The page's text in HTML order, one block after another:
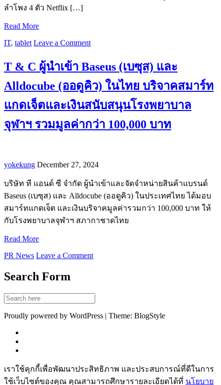
ลำโพง 4 ตัว Netflix […]
Read More
IT, tablet Leave a Comment
T & C ผู้นำเข้า Baseus (เบซุส) และ
Alldocube (ออดูคิว) ในไทย บริจาคสมาร์ท
แกดเจ็ตและเงินสนับสนุนโรงพยาบาล
จุฬาฯ รวมมูลค่ากว่า 100,000 บาท
yokekung December 27, 2024
บริษัท ที แอนด์ ซี จำกัด ผู้นำเข้าและจัดจำหน่ายสินค้าแบรนด์
Baseus (เบซุส) และ Alldocube (ออดูคิว) ในประเทศไทย ได้มอบ
สมาร์ทแกดเจ็ต และเงินบริจาคมูลค่ารวมกว่า 100,000 บาท ให้
กับโรงพยาบาลจุฬาฯ สภากาชาดไทย
Read More
PR News Leave a Comment
Search Form
Proudly powered by WordPress | Theme: BlogStyle
เราใช้คุกกี้เพื่อพัฒนาประสิทธิภาพ และประสบการณ์ที่ดีในการ
ใช้เว็บไซต์ของคุณ คุณสามารถศึกษารายละเอียดได้ที่ นโยบาย